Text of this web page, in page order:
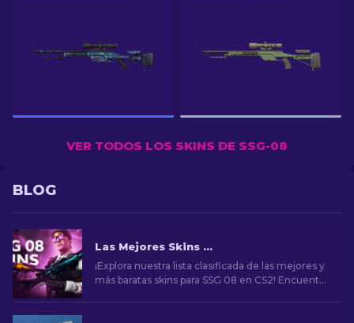
VER TODOS LOS SKINS DE SSG-08
BLOG
Las Mejores Skins para SSG 08 en CS2: Lista de Clasificación [2026]
¡Explora nuestra lista clasificada de las mejores y
más baratas skins para SSG 08 en CS2! Encuentra